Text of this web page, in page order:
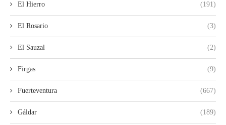
El Hierro (191)
El Rosario (3)
El Sauzal (2)
Firgas (9)
Fuerteventura (667)
Gáldar (189)